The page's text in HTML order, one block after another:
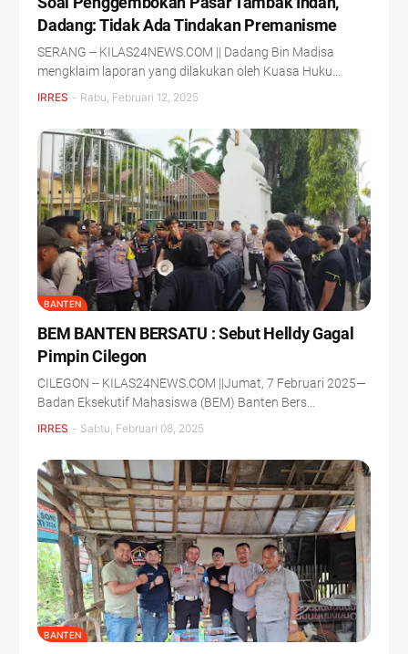
Dadang: Tidak Ada Tindakan Premanisme
SERANG -- KILAS24NEWS.COM || Dadang Bin Madisa
mengklaim laporan yang dilakukan oleh Kuasa Huku…
IRRES - Rabu, Februari 12, 2025
BANTEN
BEM BANTEN BERSATU : Sebut Helldy Gagal
Pimpin Cilegon
CILEGON -- KILAS24NEWS.COM ||Jumat, 7 Februari 2025—
Badan Eksekutif Mahasiswa (BEM) Banten Bers…
IRRES - Sabtu, Februari 08, 2025
BANTEN